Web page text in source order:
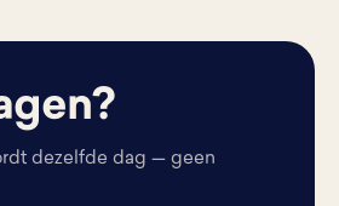
dezelfde dag — geen